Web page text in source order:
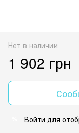
Нет в наличии
1 902 грн
Войти для